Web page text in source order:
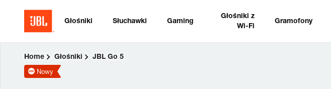
Głośniki Słuchawki Gaming
Głośniki z
Wi-Fi
Gramofony
Home Głośniki JBL Go 5
Nowy